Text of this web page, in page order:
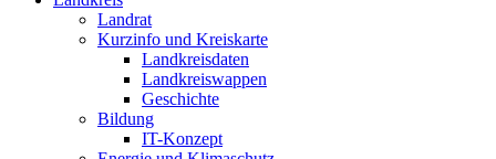
Landrat
Kurzinfo und Kreiskarte
Landkreisdaten
Landkreiswappen
Geschichte
Bildung
IT-Konzept